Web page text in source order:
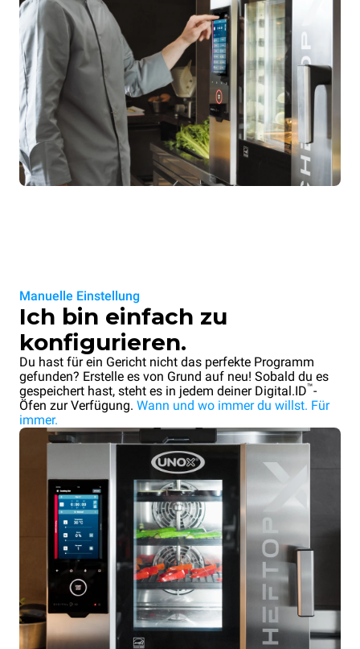
Manuelle Einstellung
Ich bin einfach zu
konfigurieren.
Du hast für ein Gericht nicht das perfekte Programm
gefunden? Erstelle es von Grund auf neu! Sobald du es
gespeichert hast, steht es in jedem deiner Digital.ID™-
Öfen zur Verfügung. Wann und wo immer du willst. Für
immer.